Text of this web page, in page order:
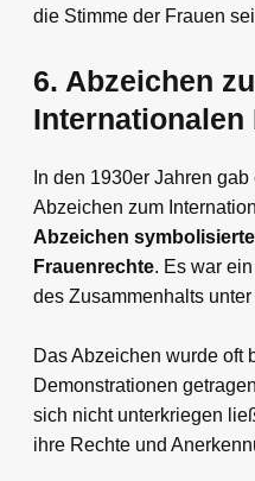
die Stimme der Frauen
6. Abzeichen
Internationalen
In den 1930er Jahren
Abzeichen zum
Abzeichen
Frauenrechte. Es war
des Zusammenhalts unter
Das Abzeichen wurde oft
Demonstrationen
sich nicht unterkriegen
ihre Rechte und